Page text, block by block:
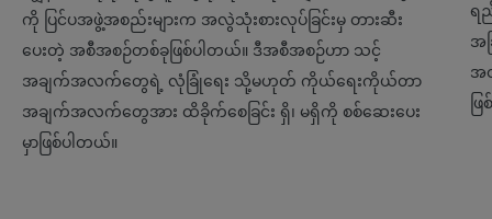
ကို ပြင်ပအဖွဲ့အစည်းများက အလွဲသုံးစားလုပ်ခြင်းမှ တားဆီး
ပေးတဲ့ အစီအစဉ်တစ်ခုဖြစ်ပါတယ်။ ဒီအစီအစဉ်ဟာ သင့်
အချက်အလက်တွေရဲ့ လုံခြုံရေး သို့မဟုတ် ကိုယ်ရေးကိုယ်တာ
အချက်အလက်တွေအား ထိခိုက်စေခြင်း ရှိ၊ မရှိကို စစ်ဆေးပေး
မှာဖြစ်ပါတယ်။
ရ
အ
အ
ဖ